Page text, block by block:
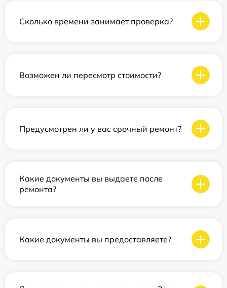
Сколько времени занимает проверка?
Возможен ли пересмотр стоимости?
Предусмотрен ли у вас срочный ремонт?
Какие документы вы выдаете после
ремонта?
Какие документы вы предоставляете?